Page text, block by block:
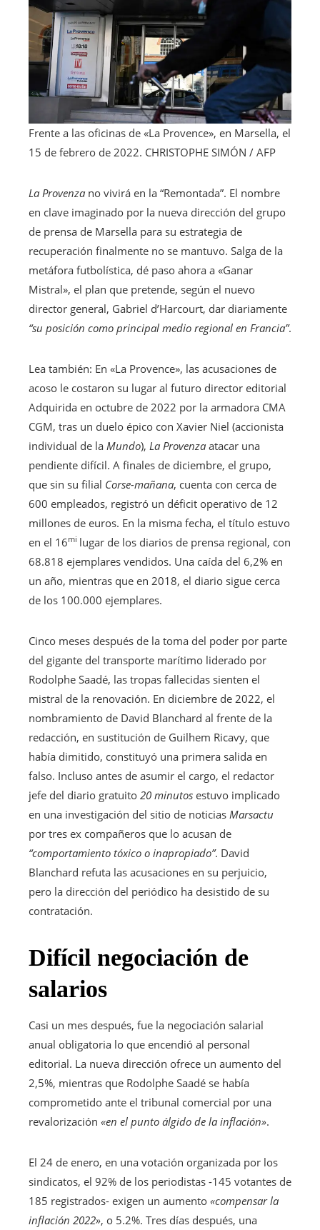
Frente a las oficinas de «La Provence», en Marsella, el
15 de febrero de 2022. CHRISTOPHE SIMÓN / AFP
La Provenza no vivirá en la “Remontada”. El nombre
en clave imaginado por la nueva dirección del grupo
de prensa de Marsella para su estrategia de
recuperación finalmente no se mantuvo. Salga de la
metáfora futbolística, dé paso ahora a «Ganar
Mistral», el plan que pretende, según el nuevo
director general, Gabriel d’Harcourt, dar diariamente
“su posición como principal medio regional en Francia”.
Lea también: Artículo
reservado
para
nuestros
suscriptores
En «La Provence», las acusaciones de
acoso le costaron su lugar al futuro director editorial
Adquirida en octubre de 2022 por la armadora CMA
CGM, tras un duelo épico con Xavier Niel (accionista
individual de la Mundo), La Provenza atacar una
pendiente difícil. A finales de diciembre, el grupo,
que sin su filial Corse-mañana, cuenta con cerca de
600 empleados, registró un déficit operativo de 12
millones de euros. En la misma fecha, el título estuvo
en el 16mi lugar de los diarios de prensa regional, con
68.818 ejemplares vendidos. Una caída del 6,2% en
un año, mientras que en 2018, el diario sigue cerca
de los 100.000 ejemplares.
Cinco meses después de la toma del poder por parte
del gigante del transporte marítimo liderado por
Rodolphe Saadé, las tropas fallecidas sienten el
mistral de la renovación. En diciembre de 2022, el
nombramiento de David Blanchard al frente de la
redacción, en sustitución de Guilhem Ricavy, que
había dimitido, constituyó una primera salida en
falso. Incluso antes de asumir el cargo, el redactor
jefe del diario gratuito 20 minutos estuvo implicado
en una investigación del sitio de noticias Marsactu
por tres ex compañeros que lo acusan de
“comportamiento tóxico o inapropiado”. David
Blanchard refuta las acusaciones en su perjuicio,
pero la dirección del periódico ha desistido de su
contratación.
Difícil negociación de
salarios
Casi un mes después, fue la negociación salarial
anual obligatoria lo que encendió al personal
editorial. La nueva dirección ofrece un aumento del
2,5%, mientras que Rodolphe Saadé se había
comprometido ante el tribunal comercial por una
revalorización «en el punto álgido de la inflación».
El 24 de enero, en una votación organizada por los
sindicatos, el 92% de los periodistas -145 votantes de
185 registrados- exigen un aumento «compensar la
inflación 2022», o 5.2%. Tres días después, una